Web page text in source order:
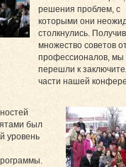
решения проблем, с
которыми они
столкнулись. Получив
множество советов
профессионалов, мы
перешли к
части нашей
был
уровень